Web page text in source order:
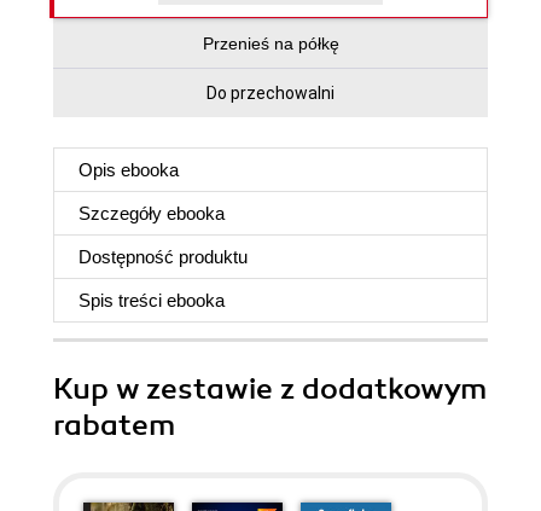
Przenieś na półkę
Do przechowalni
Opis ebooka
Szczegóły ebooka
Dostępność produktu
Spis treści ebooka
Kup w zestawie z dodatkowym
rabatem